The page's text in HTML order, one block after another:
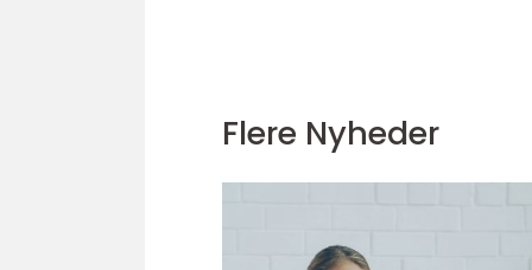
Flere Nyheder